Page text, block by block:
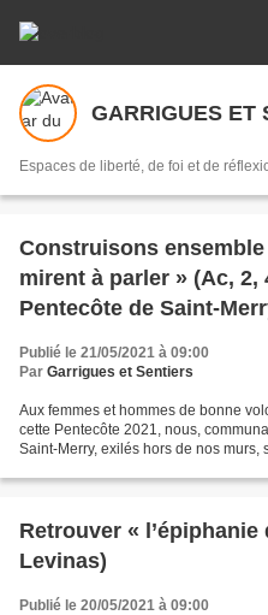
GARRIGUES ET
Espaces de liberté, de foi et de
Construisons ensemble
mirent à parler » (Ac, 2,
Pentecôte de Saint-
Publié le 21/05/2021 à 09:00
Par Garrigues et Sentiers
Aux femmes et hommes de bonne
cette Pentecôte 2021, nous,
Saint-Merry, exilés hors de nos
Retrouver « l’épiphanie
Levinas)
Publié le 20/05/2021 à 09:00